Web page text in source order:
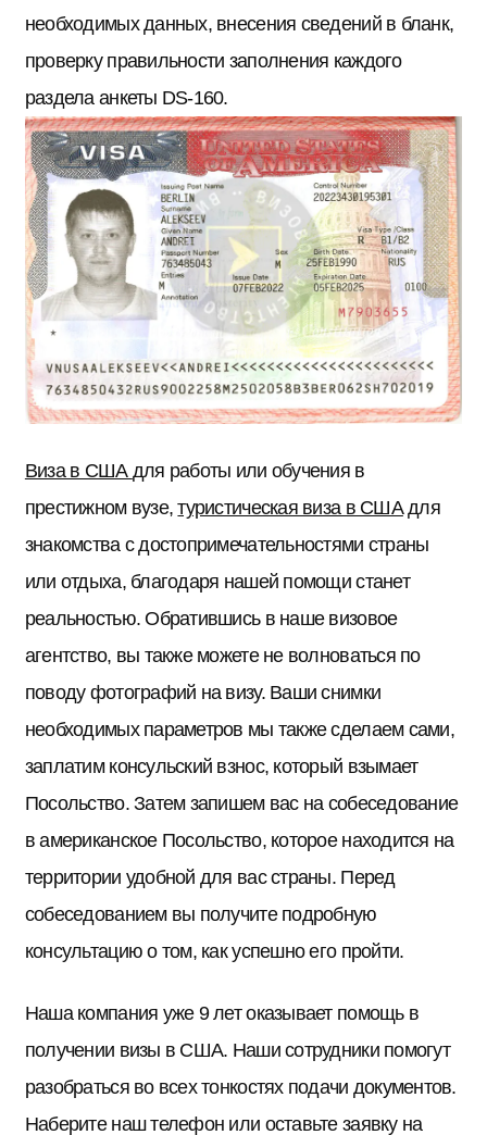
необходимых данных, внесения сведений в бланк,
проверку правильности заполнения каждого
раздела анкеты DS-160.
Виза в СШАдля работы или обучения в
престижном вузе,туристическая виза в СШАдля
знакомства с достопримечательностями страны
или отдыха, благодаря нашей помощи станет
реальностью. Обратившись в наше визовое
агентство, вы также можете не волноваться по
поводу фотографий на визу. Ваши снимки
необходимых параметров мы также сделаем сами,
заплатим консульский взнос, который взымает
Посольство. Затем запишем вас на собеседование
в американское Посольство, которое находится на
территории удобной для вас страны. Перед
собеседованием вы получите подробную
консультацию о том, как успешно его пройти.
Наша компания уже 9 лет оказывает помощь в
получении визы в США. Наши сотрудники помогут
разобраться во всех тонкостях подачи документов.
Наберите наш телефон или оставьте заявку на